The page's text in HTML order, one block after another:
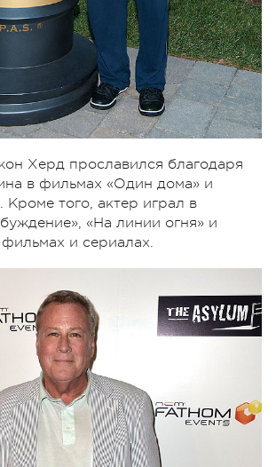
Херд прославился благодаря
в фильмах «Один дома» и
Кроме того, актер играл в
«На линии огня» и
и сериалах.